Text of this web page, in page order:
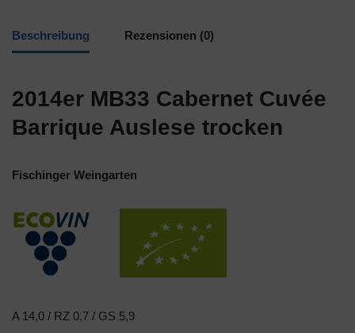
Beschreibung Rezensionen (0)
2014er MB33 Cabernet Cuvée
Barrique Auslese trocken
Fischinger Weingarten
A 14,0 / RZ 0,7 / GS 5,9